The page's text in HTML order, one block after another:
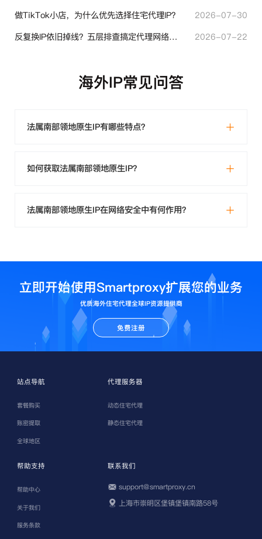
做TikTok小店，为什么优先选择住宅代理IP？
2026-07-30
反复换IP依旧掉线？五层排查搞定代理网络异常
2026-07-22
海外IP常见问答
法属南部领地原生IP有哪些特点？
如何获取法属南部领地原生IP？
法属南部领地原生IP在网络安全中有何作用？
立即开始使用Smartproxy扩展您的业务
优质海外住宅代理全球IP资源提供商
免费注册
站点导航
套餐购买
账密提取
全球地区
代理服务器
动态住宅代理
静态住宅代理
帮助支持
帮助中心
关于我们
服务条款
联系我们
support@smartproxy.cn
上海市崇明区堡镇堡镇南路58号